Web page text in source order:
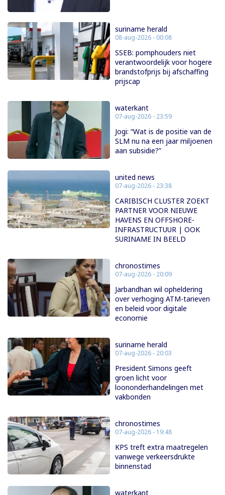
suriname herald
08-aug-2026 - 00:08
SSEB: pomphouders niet
verantwoordelijk voor hogere
brandstofprijs bij afschaffing
prijscap
waterkant
07-aug-2026 - 23:59
Jogi: “Wat is de positie van de
SLM nu na een jaar miljoenen
aan subsidie?”
united news
07-aug-2026 - 23:38
CARIBISCH CLUSTER ZOEKT
PARTNER VOOR NIEUWE
HAVENS EN OFFSHORE-
INFRASTRUCTUUR | OOK
SURINAME IN BEELD
chronostimes
07-aug-2026 - 20:09
Jarbandhan wil opheldering
over verhoging ATM-tarieven
en beleid voor digitale
economie
suriname herald
07-aug-2026 - 20:03
President Simons geeft
groen licht voor
loononderhandelingen met
vakbonden
chronostimes
07-aug-2026 - 19:48
KPS treft extra maatregelen
vanwege verkeersdrukte
binnenstad
waterkant